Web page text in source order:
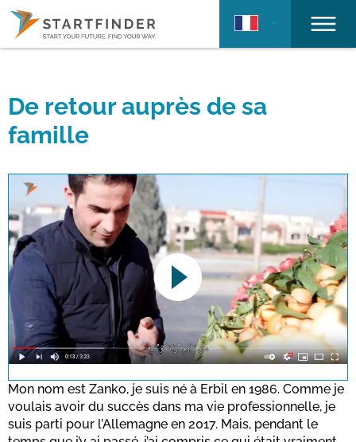
De retour auprès de sa
famille
This link opens a YouTube video. Please
note the data protection regulations valid
Confirmer
Mon nom est Zanko, je suis né à Erbil en 1986. Comme je
voulais avoir du succès dans ma vie professionnelle, je
suis parti pour l’Allemagne en 2017. Mais, pendant le